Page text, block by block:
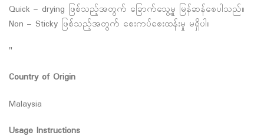
Quick – drying ဖြစ်သည့်အတွက် ခြောက်သွေ့မှု မြန်ဆန်စေပါသည်။
Non – Sticky ဖြစ်သည့်အတွက် စေးကပ်စေးထန်းမှု မရှိပါ။
"
Country of Origin
Malaysia
Usage Instructions